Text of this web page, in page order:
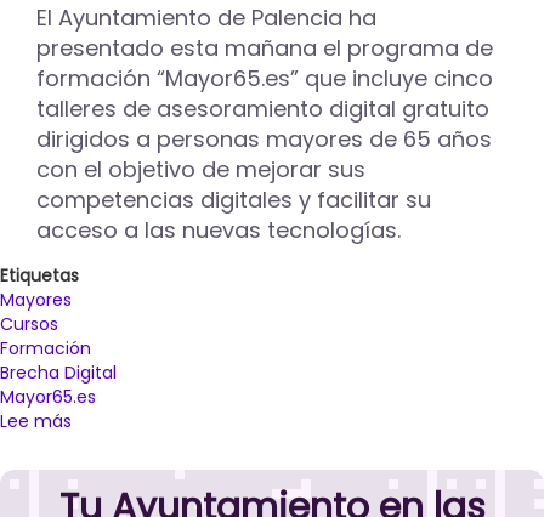
través
de
cursos
en
el
CEAS
La
Puebla
El Ayuntamiento de Palencia ha
presentado esta mañana el programa de
formación “Mayor65.es” que incluye cinco
talleres de asesoramiento digital gratuito
dirigidos a personas mayores de 65 años
con el objetivo de mejorar sus
competencias digitales y facilitar su
acceso a las nuevas tecnologías.
Etiquetas
Mayores
Cursos
Formación
Brecha Digital
Mayor65.es
Lee más
Ayuntamiento
de